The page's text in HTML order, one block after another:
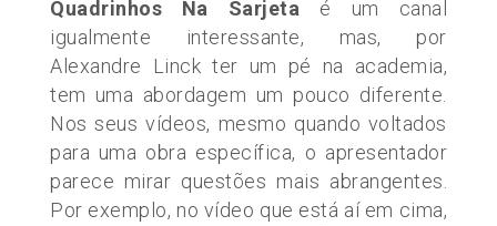
Quadrinhos Na Sarjeta é um canal
igualmente interessante, mas, por
Alexandre Linck ter um pé na academia,
tem uma abordagem um pouco diferente.
Nos seus vídeos, mesmo quando voltados
para uma obra específica, o apresentador
parece mirar questões mais abrangentes.
Por exemplo, no vídeo que está aí em cima,